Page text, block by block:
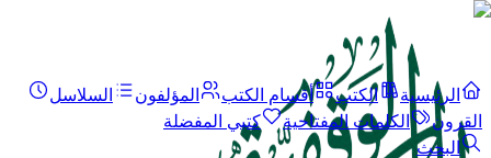
الرئيسية الكتب أقسام الكتب المؤلفون
السلاسل
القرون
الكلمات المفتاحية
كتبي المفضلة
البحث